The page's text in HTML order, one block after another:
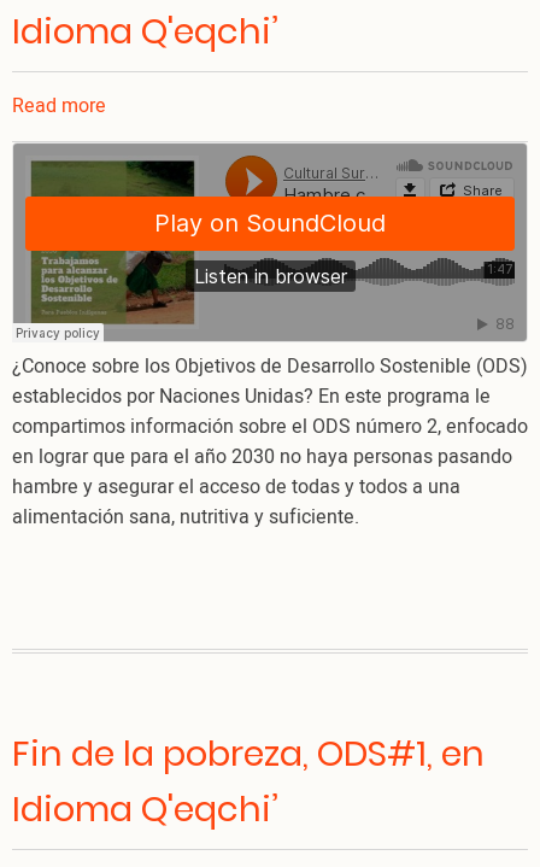
Idioma Q'eqchi’
Read more
Hambre
cero,
ODS#2,
Idioma
Q'eqchi’
¿Conoce sobre los Objetivos de Desarrollo Sostenible (ODS)
establecidos por Naciones Unidas? En este programa le
compartimos información sobre el ODS número 2, enfocado
en lograr que para el año 2030 no haya personas pasando
hambre y asegurar el acceso de todas y todos a una
alimentación sana, nutritiva y suficiente.
Fin de la pobreza, ODS#1, en
Idioma Q'eqchi’